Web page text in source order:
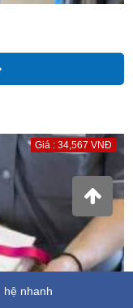
Giá : 34,567 VNĐ
hệ nhanh